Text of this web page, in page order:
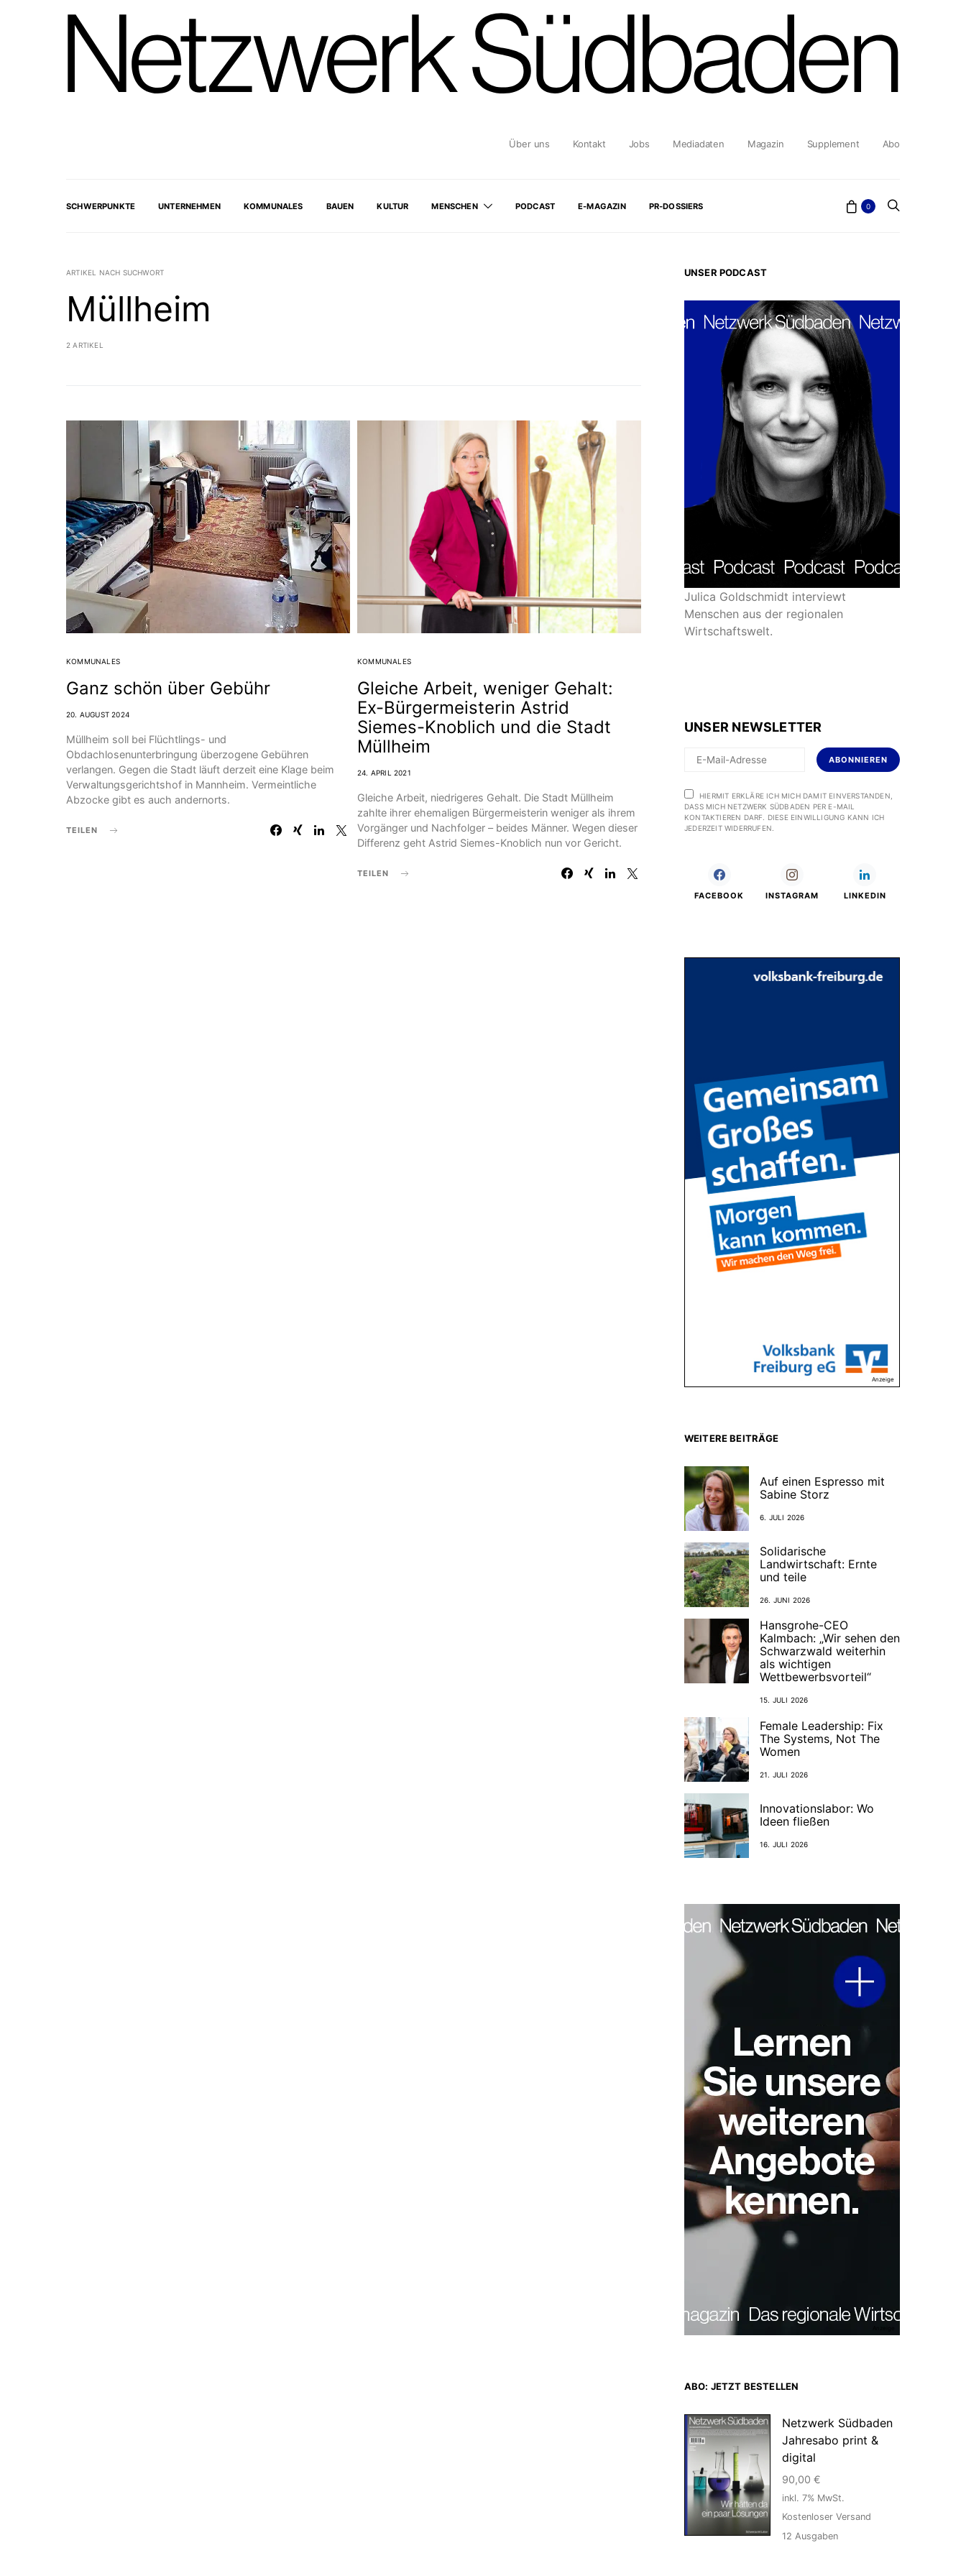
Über uns Kontakt Jobs Mediadaten Magazin Supplement Abo
SCHWERPUNKTE UNTERNEHMEN KOMMUNALES BAUEN KULTUR MENSCHEN PODCAST E-MAGAZIN PR-DOSSIERS 0
ARTIKEL NACH SUCHWORT
Müllheim
2 ARTIKEL
KOMMUNALES
Ganz schön über Gebühr
20. AUGUST 2024
Müllheim soll bei Flüchtlings- und
Obdachlosenunterbringung überzogene Gebühren
verlangen. Gegen die Stadt läuft derzeit eine Klage beim
Verwaltungsgerichtshof in Mannheim. Vermeintliche
Abzocke gibt es auch andernorts.
TEILEN
KOMMUNALES
Gleiche Arbeit, weniger Gehalt:
Ex-Bürgermeisterin Astrid
Siemes-Knoblich und die Stadt
Müllheim
24. APRIL 2021
Gleiche Arbeit, niedrigeres Gehalt. Die Stadt Müllheim
zahlte ihrer ehemaligen Bürgermeisterin weniger als ihrem
Vorgänger und Nachfolger – beides Männer. Wegen dieser
Differenz geht Astrid Siemes-Knoblich nun vor Gericht.
TEILEN
UNSER PODCAST
Julica Goldschmidt interviewt
Menschen aus der regionalen
Wirtschaftswelt.
UNSER NEWSLETTER
ABONNIEREN
HIERMIT ERKLÄRE ICH MICH DAMIT EINVERSTANDEN,
DASS MICH NETZWERK SÜDBADEN PER E-MAIL
KONTAKTIEREN DARF. DIESE EINWILLIGUNG KANN ICH
JEDERZEIT WIDERRUFEN.
FACEBOOK INSTAGRAM LINKEDIN
Anzeige
WEITERE BEITRÄGE
Auf einen Espresso mit
Sabine Storz
6. JULI 2026
Solidarische
Landwirtschaft: Ernte
und teile
26. JUNI 2026
Hansgrohe-CEO
Kalmbach: „Wir sehen den
Schwarzwald weiterhin
als wichtigen
Wettbewerbsvorteil“
15. JULI 2026
Female Leadership: Fix
The Systems, Not The
Women
21. JULI 2026
Innovationslabor: Wo
Ideen fließen
16. JULI 2026
ABO: JETZT BESTELLEN
Netzwerk Südbaden
Jahresabo print &
digital
90,00 €
inkl. 7% MwSt.
Kostenloser Versand
12 Ausgaben